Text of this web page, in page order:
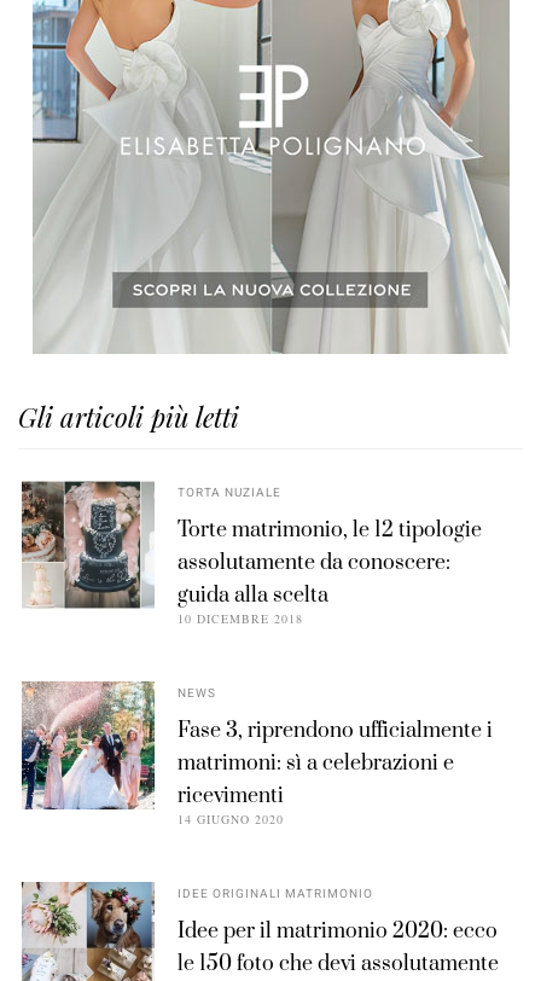
Gli articoli più letti
TORTA NUZIALE
Torte matrimonio, le 12 tipologie
assolutamente da conoscere:
guida alla scelta
10 DICEMBRE 2018
NEWS
Fase 3, riprendono ufficialmente i
matrimoni: sì a celebrazioni e
ricevimenti
14 GIUGNO 2020
IDEE ORIGINALI MATRIMONIO
Idee per il matrimonio 2020: ecco
le 150 foto che devi assolutamente